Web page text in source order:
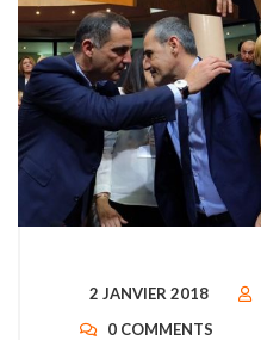
2 JANVIER 2018
0 COMMENTS